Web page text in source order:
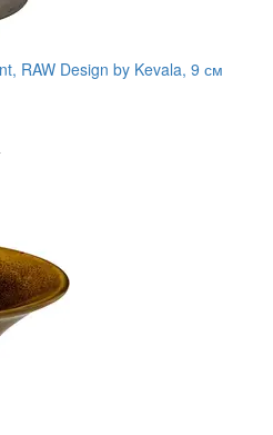
RAW Design by Kevala, 9 см